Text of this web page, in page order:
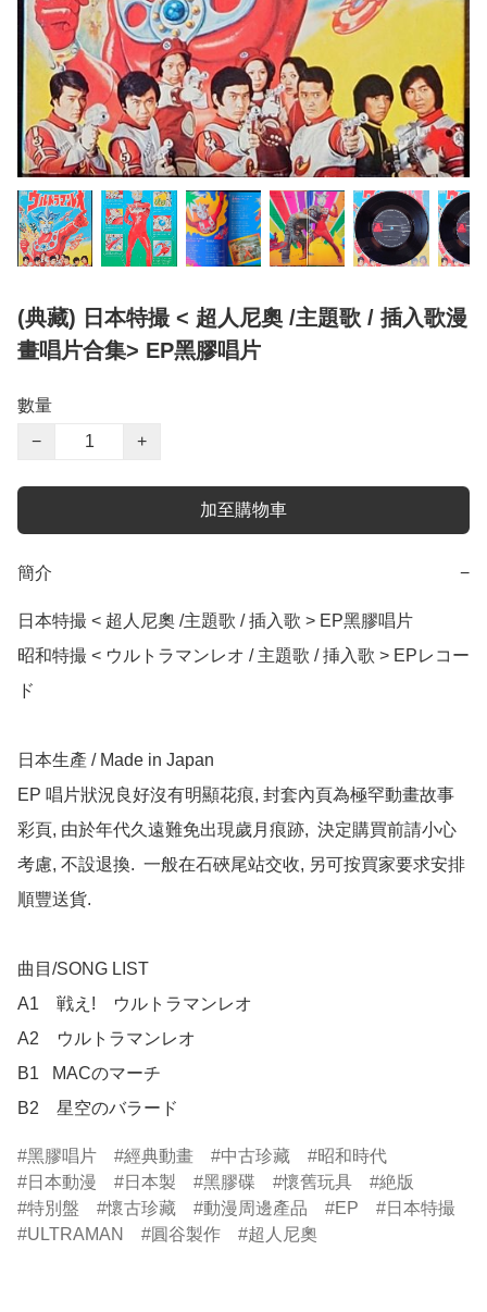
(典藏) 日本特撮 < 超人尼奧 /主題歌 / 插入歌漫
畫唱片合集> EP黑膠唱片
數量
−
+
加至購物車
簡介 −
日本特撮 < 超人尼奧 /主題歌 / 插入歌 > EP黑膠唱片
昭和特撮 < ウルトラマンレオ / 主題歌 / 挿入歌 > EPレコー
ド
日本生產 / Made in Japan
EP 唱片狀況良好沒有明顯花痕, 封套內頁為極罕動畫故事
彩頁, 由於年代久遠難免出現歲月痕跡,  決定購買前請小心
考慮, 不設退換.  一般在石硤尾站交收, 另可按買家要求安排
順豐送貨.
曲目/SONG LIST
A1　戦え!　ウルトラマンレオ
A2　ウルトラマンレオ
B1	MACのマーチ
B2　星空のバラード
黑膠唱片 經典動畫 中古珍藏
昭和時代
日本動漫
日本製 黑膠碟 懷舊玩具
絶版
特別盤
懷古珍藏 動漫周邊產品 EP
日本特撮
ULTRAMAN
圓谷製作 超人尼奧